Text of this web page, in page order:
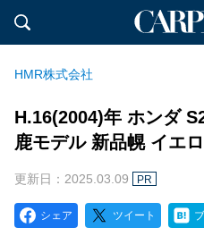
HMR株式会社
H.16(2004)年 ホンダ
鹿モデル 新品幌 イエ
更新日：2025.03.09 PR
シェア ツイート